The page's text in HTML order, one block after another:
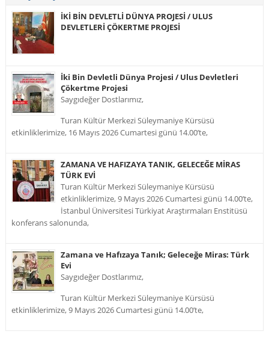
İKİ BİN DEVLETLİ DÜNYA PROJESİ / ULUS
DEVLETLERİ ÇÖKERTME PROJESİ
İki Bin Devletli Dünya Projesi / Ulus Devletleri
Çökertme Projesi
Saygıdeğer Dostlarımız,
Turan Kültür Merkezi Süleymaniye Kürsüsü
etkinliklerimize, 16 Mayıs 2026 Cumartesi günü 14.00’te,
ZAMANA VE HAFIZAYA TANIK, GELECEĞE MİRAS
TÜRK EVİ
Turan Kültür Merkezi Süleymaniye Kürsüsü
etkinliklerimize, 9 Mayıs 2026 Cumartesi günü 14.00’te,
İstanbul Üniversitesi Türkiyat Araştırmaları Enstitüsü
konferans salonunda,
Zamana ve Hafızaya Tanık; Geleceğe Miras: Türk
Evi
Saygıdeğer Dostlarımız,
Turan Kültür Merkezi Süleymaniye Kürsüsü
etkinliklerimize, 9 Mayıs 2026 Cumartesi günü 14.00’te,